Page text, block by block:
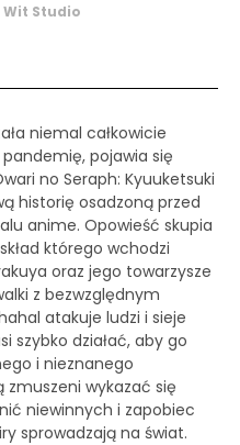
Wit Studio
niemal całkowicie
pojawia się
no Seraph: Kyuuketsuki
historię osadzoną przed
anime. Opowieść skupia
którego wchodzi
oraz jego towarzysze
z bezwzględnym
atakuje ludzi i sieje
szybko działać, aby go
i nieznanego
wykazać się
niewinnych i zapobiec
sprowadzają na świat.